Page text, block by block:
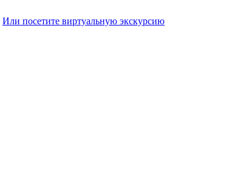
Или посетите виртуальную экскурсию